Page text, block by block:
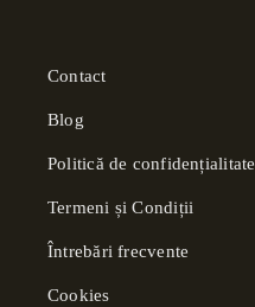
Contact
Blog
Politică de confidențialitate
Termeni și Condiții
Întrebări frecvente
Cookies